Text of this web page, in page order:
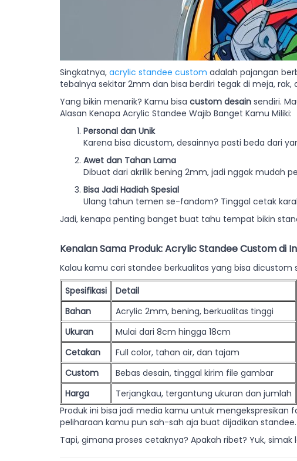
Singkatnya, acrylic standee custom adalah pajangan
tebalnya sekitar 2mm dan bisa berdiri tegak di meja, rak,
Yang bikin menarik? Kamu bisa custom desain sendiri.
Alasan Kenapa Acrylic Standee Wajib Banget Kamu Miliki:
Personal dan Unik
Karena bisa dicustom, desainnya pasti beda dari
Awet dan Tahan Lama
Dibuat dari akrilik bening 2mm, jadi nggak mudah
Bisa Jadi Hadiah Spesial
Ulang tahun temen se-fandom? Tinggal cetak
Jadi, kenapa penting banget buat tahu tempat bikin
Kenalan Sama Produk: Acrylic Standee Custom di
Kalau kamu cari standee berkualitas yang bisa dicustom
Spesifikasi
Detail
Bahan
Acrylic 2mm, bening, berkualitas tinggi
Ukuran
Mulai dari 8cm hingga 18cm
Cetakan
Full color, tahan air, dan tajam
Custom
Bebas desain, tinggal kirim file gambar
Harga
Terjangkau, tergantung ukuran dan jumlah
Produk ini bisa jadi media kamu untuk mengekspresikan
peliharaan kamu pun sah-sah aja buat dijadikan standee.
Tapi, gimana proses cetaknya? Apakah ribet? Yuk,